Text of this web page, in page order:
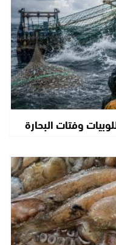
وفتات البحارة